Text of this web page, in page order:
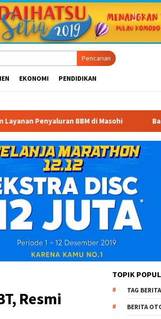
Pencarian
EKONOMI PENDIDIKAN
di Masohi Bandara Pattimura
Resmi
TOPIK
TAG BERITA
BERITA